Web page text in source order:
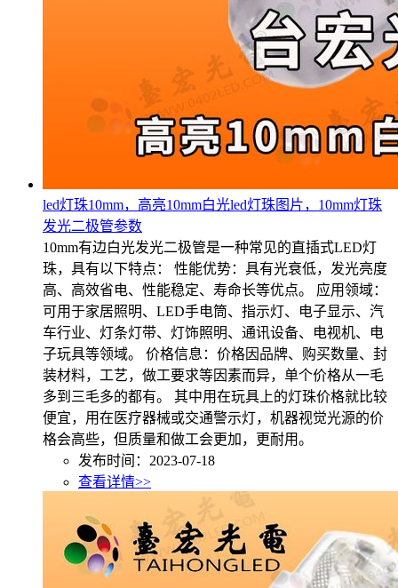
led灯珠10mm，高亮10mm白光led灯珠图片，10mm灯珠
发光二极管参数
10mm有边白光发光二极管是一种常见的直插式LED灯
珠，具有以下特点： 性能优势：具有光衰低，发光亮度
高、高效省电、性能稳定、寿命长等优点。 应用领域：
可用于家居照明、LED手电筒、指示灯、电子显示、汽
车行业、灯条灯带、灯饰照明、通讯设备、电视机、电
子玩具等领域。 价格信息：价格因品牌、购买数量、封
装材料，工艺，做工要求等因素而异，单个价格从一毛
多到三毛多的都有。 其中用在玩具上的灯珠价格就比较
便宜，用在医疗器械或交通警示灯，机器视觉光源的价
格会高些，但质量和做工会更加，更耐用。
发布时间：2023-07-18
查看详情>>